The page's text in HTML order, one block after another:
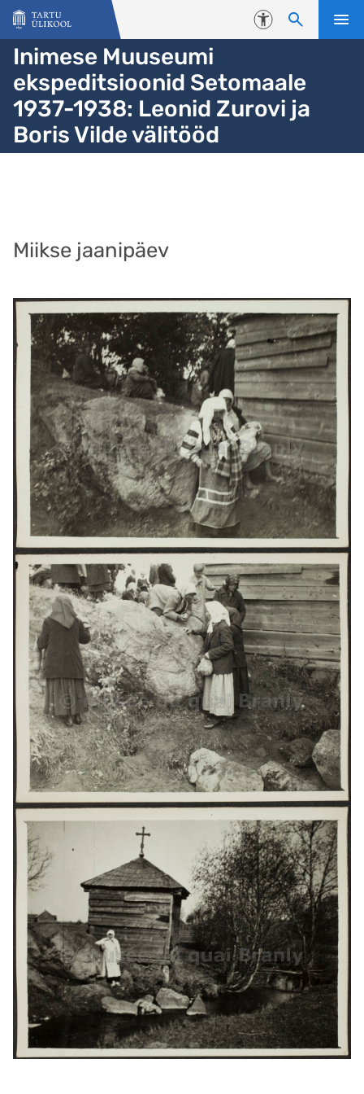
Liigu edasi põhisisu juurde
Juurdepääsetavus
Inimese Muuseumi
ekspeditsioonid Setomaale
1937-1938: Leonid Zurovi ja
Boris Vilde välitööd
Miikse jaanipäev